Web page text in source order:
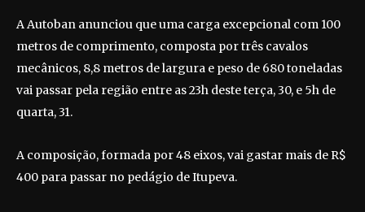
A Autoban anunciou que uma carga excepcional com 100
metros de comprimento, composta por três cavalos
mecânicos, 8,8 metros de largura e peso de 680 toneladas
vai passar pela região entre as 23h deste terça, 30, e 5h de
quarta, 31.
A composição, formada por 48 eixos, vai gastar mais de R$
400 para passar no pedágio de Itupeva.